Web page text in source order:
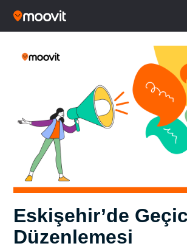
Eskişehir’de
Düzenlemesi